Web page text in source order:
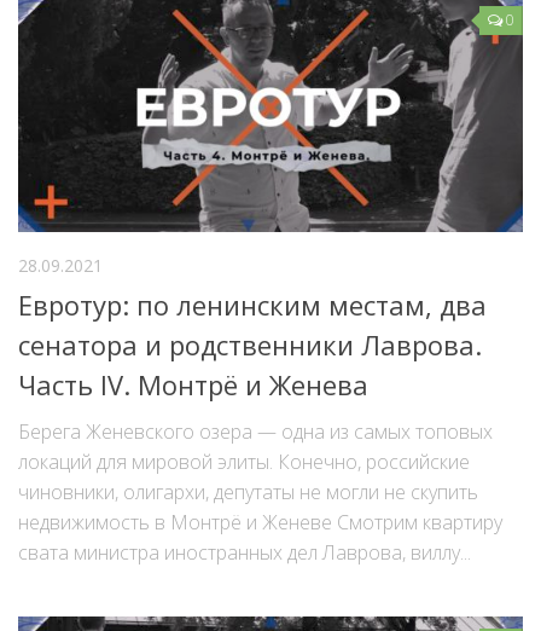
0
28.09.2021
Евротур: по ленинским местам, два
сенатора и родственники Лаврова.
Часть IV. Монтрё и Женева
Берега Женевского озера — одна из самых топовых
локаций для мировой элиты. Конечно, российские
чиновники, олигархи, депутаты не могли не скупить
недвижимость в Монтрё и Женеве Смотрим квартиру
свата министра иностранных дел Лаврова, виллу...